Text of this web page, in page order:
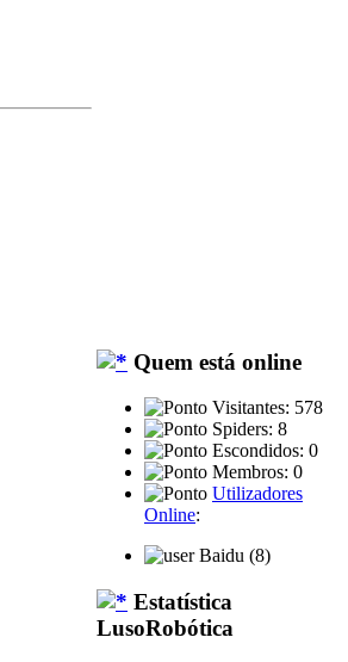
Quem está online
Visitantes: 578
Spiders: 8
Escondidos: 0
Membros: 0
Utilizadores
Online:
Baidu (8)
Estatística
LusoRobótica